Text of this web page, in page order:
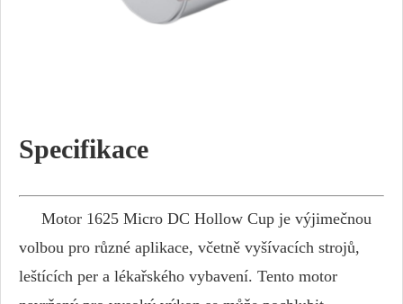
Specifikace
Motor 1625 Micro DC Hollow Cup je výjimečnou
volbou pro různé aplikace, včetně vyšívacích strojů,
leštících per a lékařského vybavení. Tento motor